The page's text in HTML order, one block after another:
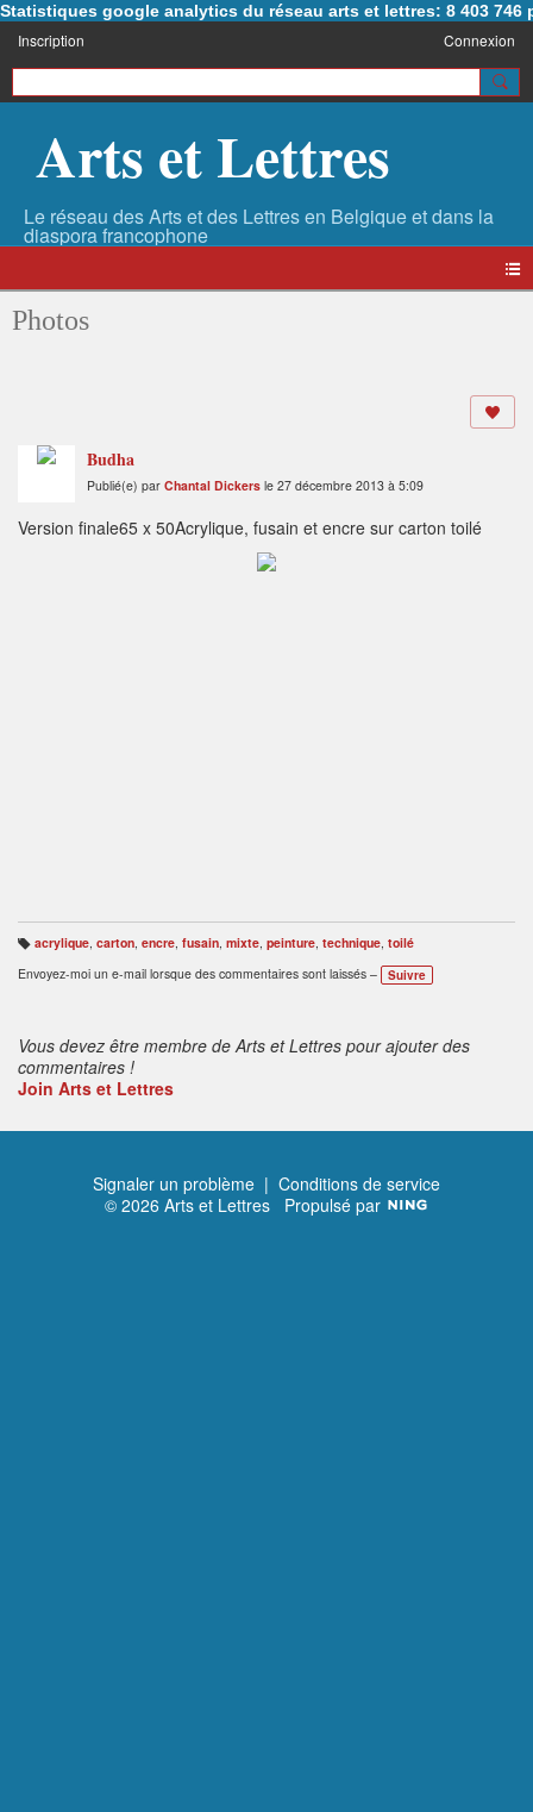
Statistiques google analytics du réseau arts et lettres: 8 403 746
Inscription Connexion
Arts et Lettres
Photos
Budha
Publié(e) par Chantal Dickers le 27 décembre 2013 à 5:09
Version finale65 x 50Acrylique, fusain et encre sur carton toilé
B
ali
s
acrylique, carton, encre, fusain, mixte, peinture, technique, toilé
Envoyez-moi un e-mail lorsque des commentaires sont laissés –
Suivre
Vous devez être membre de Arts et Lettres pour ajouter des
commentaires !
Join Arts et Lettres
Signaler un problème | Conditions de service
© 2026 Arts et Lettres Propulsé par